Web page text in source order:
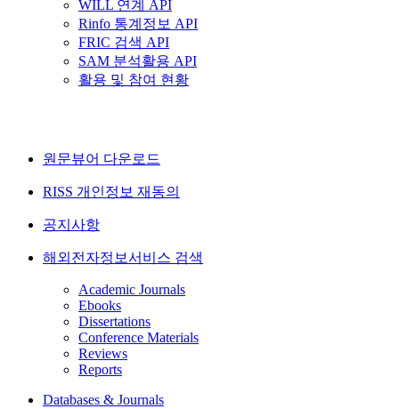
WILL 연계 API
Rinfo 통계정보 API
FRIC 검색 API
SAM 분석활용 API
활용 및 참여 현황
원문뷰어 다운로드
RISS 개인정보 재동의
공지사항
해외전자정보서비스 검색
Academic Journals
Ebooks
Dissertations
Conference Materials
Reviews
Reports
Databases & Journals